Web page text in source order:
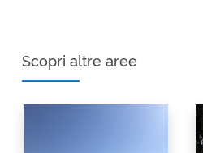
Scopri altre aree